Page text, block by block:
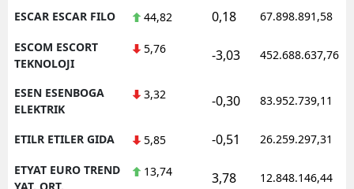
ESCAR ESCAR FILO 44,82 0,18 67.898.891,58
ESCOM ESCORT
TEKNOLOJI
5,76 -3,03 452.688.637,76
ESEN ESENBOGA
ELEKTRIK
3,32 -0,30 83.952.739,11
ETILR ETILER GIDA 5,85 -0,51 26.259.297,31
ETYAT EURO TREND
YAT. ORT.
13,74 3,78 12.848.146,44